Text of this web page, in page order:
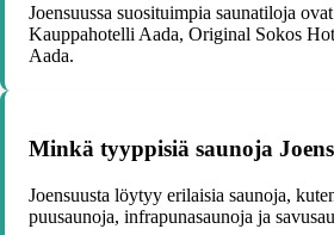
Joensuussa suosituimpia saunatiloja
Kauppahotelli Aada, Original Sokos
Aada.
Minkä tyyppisiä saunoja
Joensuusta löytyy erilaisia saunoja,
puusaunoja, infrapunasaunoja ja